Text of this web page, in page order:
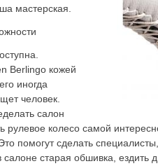
мастерская.
Berlingo кожей
иногда
человек.
салон
рулевое колесо самой
помогут сделать
старая обшивка, ездить